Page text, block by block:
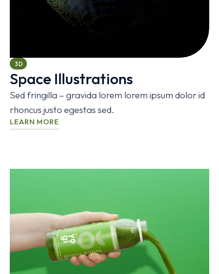
3D
Space Illustrations
Sed fringilla – gravida lorem lorem ipsum dolor id
rhoncus justo egestas sed.
LEARN MORE